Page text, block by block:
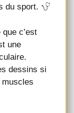
du sport.
que c’est
une
dessins si